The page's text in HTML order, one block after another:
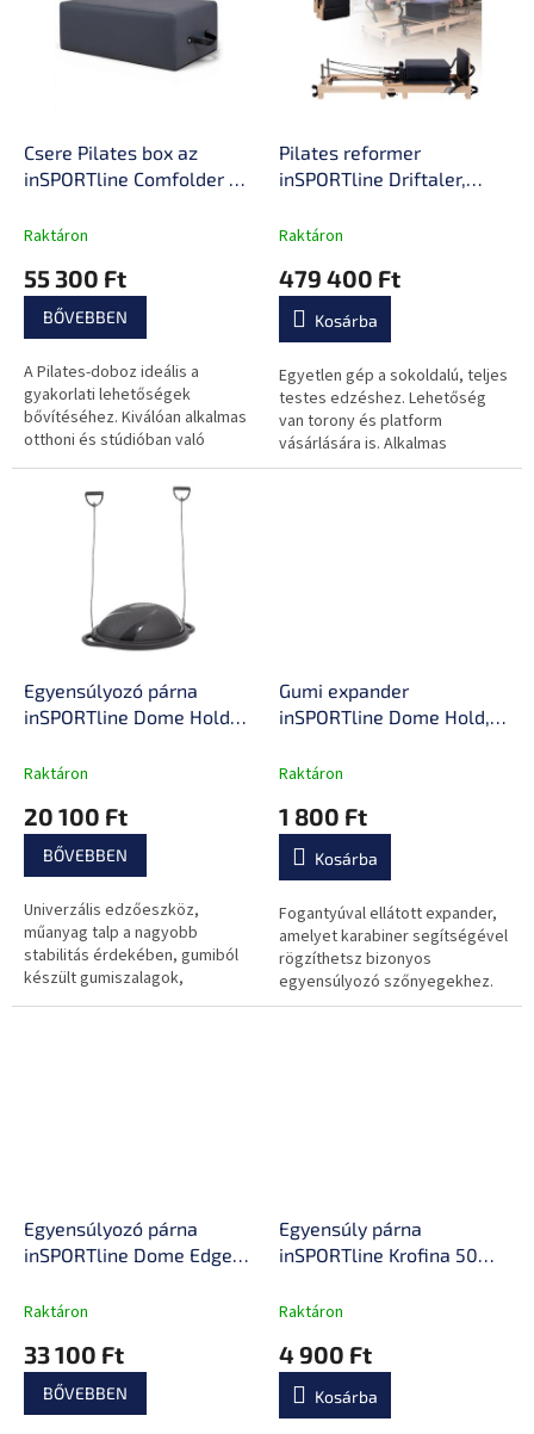
Csere Pilates box az
inSPORTline Comfolder és
reformerhez, két
szilárd faszerkezete
Raktáron
55 300 Ft
BŐVEBBEN
A Pilates-doboz ideális a
gyakorlati lehetőségek
bővítéséhez. Kiválóan alkalmas
otthoni és stúdióban való
használatra egyaránt.
Pilates reformer
inSPORTline Driftaler,
biztonsági retesszel,
speciális pilates-doboz
Raktáron
479 400 Ft
Kosárba
Egyetlen gép a sokoldalú, teljes
testes edzéshez. Lehetőség
van torony és platform
vásárlására is. Alkalmas
fitneszközpontok és stúdiók
Egyensúlyozó párna
inSPORTline Dome Hold
szilárdságú anyag, két
nedvesség- és
izzadságálló anyag
Raktáron
20 100 Ft
BŐVEBBEN
Univerzális edzőeszköz,
műanyag talp a nagyobb
stabilitás érdekében, gumiból
készült gumiszalagok,
csúszásgátló felület,
Gumi expander
inSPORTline Dome Hold,
félgömbökhöz 2 db,
ergonómikus fogantyúk,
csúszásgátló barázdák
Raktáron
1 800 Ft
Kosárba
Fogantyúval ellátott expander,
amelyet karabiner segítségével
rögzíthetsz bizonyos
egyensúlyozó szőnyegekhez.
Egyensúlyozó párna
inSPORTline Dome Edge
hordozófogantyúk,
masszázs domborulatok
Raktáron
33 100 Ft
BŐVEBBEN
Egyensúly párna
inSPORTline Krofina 50
fejlesztése, nagy
csúszásgátló
tulajdonságok, univerzális
segédeszköz
Raktáron
4 900 Ft
Kosárba